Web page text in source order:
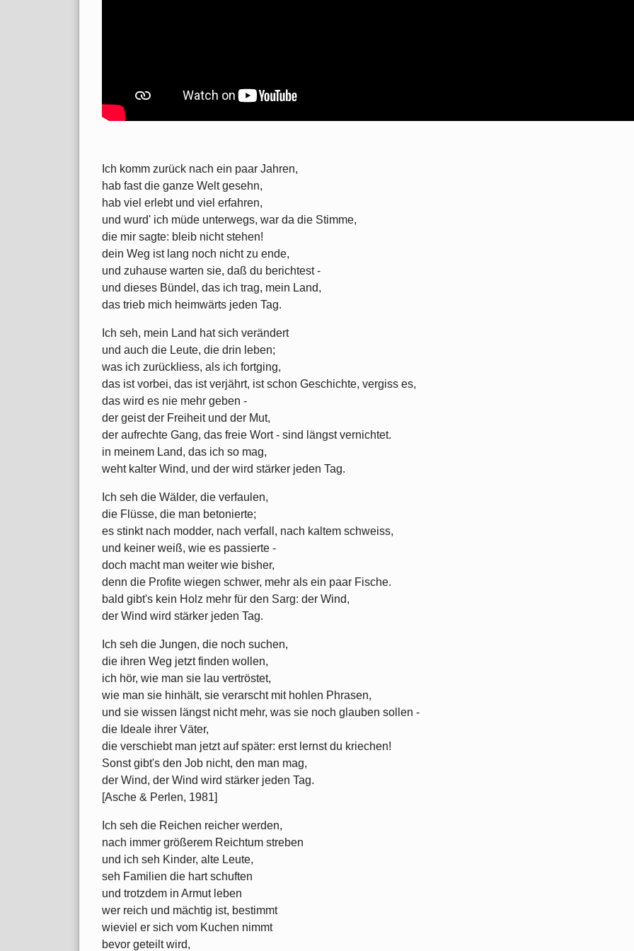
Ich komm zurück nach ein paar Jahren,
hab fast die ganze Welt gesehn,
hab viel erlebt und viel erfahren,
und wurd' ich müde unterwegs, war da die Stimme,
die mir sagte: bleib nicht stehen!
dein Weg ist lang noch nicht zu ende,
und zuhause warten sie, daß du berichtest -
und dieses Bündel, das ich trag, mein Land,
das trieb mich heimwärts jeden Tag.
Ich seh, mein Land hat sich verändert
und auch die Leute, die drin leben;
was ich zurückliess, als ich fortging,
das ist vorbei, das ist verjährt, ist schon Geschichte, vergiss es,
das wird es nie mehr geben -
der geist der Freiheit und der Mut,
der aufrechte Gang, das freie Wort - sind längst vernichtet.
in meinem Land, das ich so mag,
weht kalter Wind, und der wird stärker jeden Tag.
Ich seh die Wälder, die verfaulen,
die Flüsse, die man betonierte;
es stinkt nach modder, nach verfall, nach kaltem schweiss,
und keiner weiß, wie es passierte -
doch macht man weiter wie bisher,
denn die Profite wiegen schwer, mehr als ein paar Fische.
bald gibt's kein Holz mehr für den Sarg: der Wind,
der Wind wird stärker jeden Tag.
Ich seh die Jungen, die noch suchen,
die ihren Weg jetzt finden wollen,
ich hör, wie man sie lau vertröstet,
wie man sie hinhält, sie verarscht mit hohlen Phrasen,
und sie wissen längst nicht mehr, was sie noch glauben sollen -
die Ideale ihrer Väter,
die verschiebt man jetzt auf später: erst lernst du kriechen!
Sonst gibt's den Job nicht, den man mag,
der Wind, der Wind wird stärker jeden Tag.
[Asche & Perlen, 1981]
Ich seh die Reichen reicher werden,
nach immer größerem Reichtum streben
und ich seh Kinder, alte Leute,
seh Familien die hart schuften
und trotzdem in Armut leben
wer reich und mächtig ist, bestimmt
wieviel er sich vom Kuchen nimmt
bevor geteilt wird,